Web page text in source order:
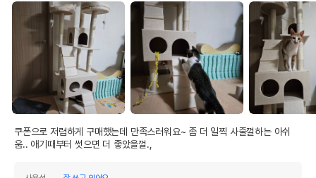
쿠폰으로 저렴하게 구매했는데 만족스러워요~ 좀 더 일찍 사줄껄하는 아쉬
움.. 애기때부터 썻으면 더 좋았을껄.,